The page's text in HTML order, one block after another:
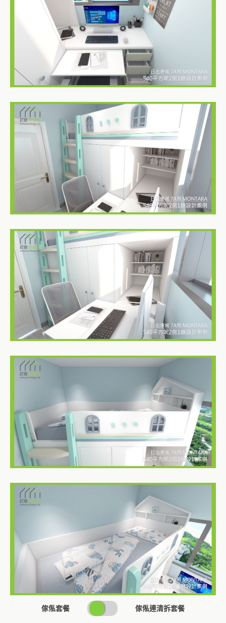
傢俬套餐
SWITCH
PRICING
傢俬連清拆套餐